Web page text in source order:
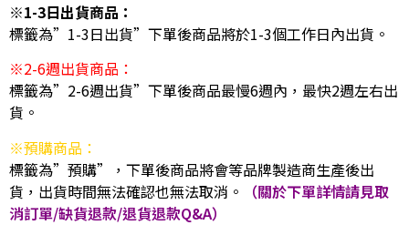
※1-3日出貨商品：
標籤為”1-3日出貨”下單後商品將於1-3個工作日內出貨。
※2-6週出貨商品：
標籤為”2-6週出貨”下單後商品最慢6週內，最快2週左右出
貨。
※預購商品：
標籤為”預購”，下單後商品將會等品牌製造商生產後出
貨，出貨時間無法確認也無法取消。
（關於下單詳情請見取
消訂單/缺貨退款/退貨退款Q&A）